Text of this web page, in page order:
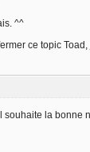
^^
ce topic
souhaite la bonne